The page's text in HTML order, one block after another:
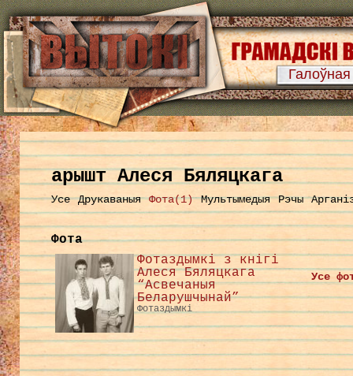
Галоўная
арышт Алеся Бяляцкага
Усе Друкаваныя Фота(1) Мультымедыя Рэчы
Фота
Фотаздымкі з кнігі
Алеся Бяляцкага
“Асвечаныя
Беларушчынай”
Фотаздымкі
Усе